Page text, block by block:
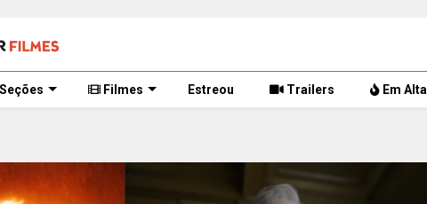
Seções Filmes Estreou Trailers Em Alta